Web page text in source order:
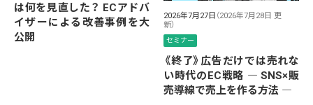
は何を見直した？ ECアドバ
イザーによる改善事例を大
公開
2026年7月27日 （2026年7月28日 更
新）
セミナー
《終了》広告だけでは売れな
い時代のEC戦略 ― SNS×販
売導線で売上を作る方法 ―